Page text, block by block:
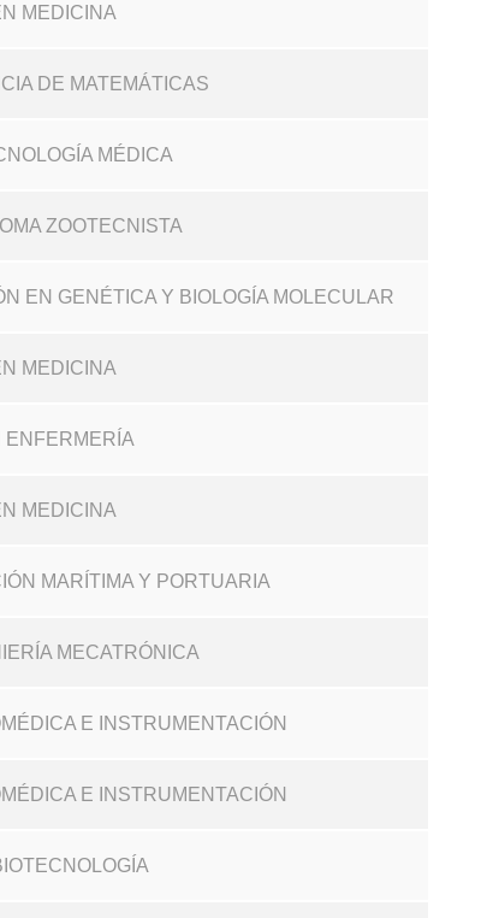
MEDICINA
DE MATEMÁTICAS
MÉDICA
ZOOTECNISTA
EN GENÉTICA Y BIOLOGÍA MOLECULAR
MEDICINA
ENFERMERÍA
MEDICINA
MARÍTIMA Y PORTUARIA
MECATRÓNICA
E INSTRUMENTACIÓN
E INSTRUMENTACIÓN